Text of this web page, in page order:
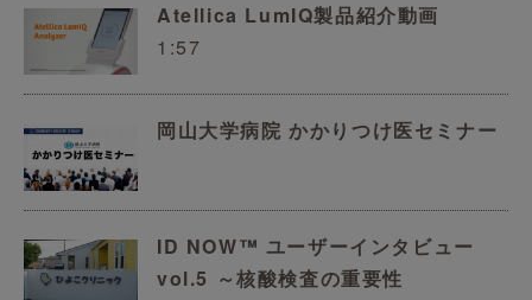
Atellica LumIQ製品紹介動画
1:57
岡山大学病院 かかりつけ医セミナー
ID NOW™ ユーザーインタビュー
vol.5 ～核酸検査の重要性